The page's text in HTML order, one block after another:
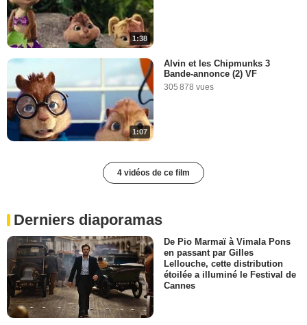
1:38
1:07
Alvin et les Chipmunks 3
Bande-annonce (2) VF
305 878 vues
4 vidéos de ce film
Derniers diaporamas
De Pio Marmaï à Vimala Pons
en passant par Gilles
Lellouche, cette distribution
étoilée a illuminé le Festival de
Cannes